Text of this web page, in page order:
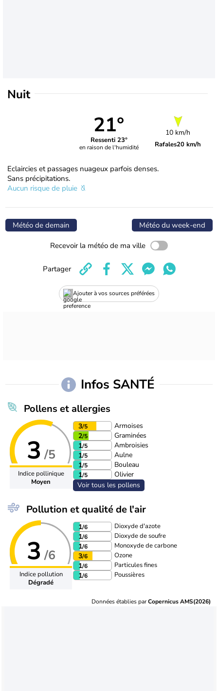
Nuit
21°
Ressenti 23°
en raison de l'humidité
10 km/h
Rafales20 km/h
Eclaircies et passages nuageux parfois denses.
Sans précipitations.
Aucun risque de pluie
Météo de demain Météo du week-end
Recevoir la météo de ma ville
Ajouter à vos sources préférées
Partager
Infos SANTÉ
Pollens et allergies
3 /5
Indice pollinique
Moyen
3/5
Armoises
2/5
Graminées
1/5
Ambroisies
1/5
Aulne
1/5
Bouleau
1/5
Olivier
Voir tous les pollens
Pollution et qualité de l'air
3 /6
Indice pollution
Dégradé
1/6 Dioxyde d'azote
1/6 Dioxyde de soufre
1/6 Monoxyde de carbone
3/6 Ozone
1/6 Particules fines
1/6 Poussières
Données établies parCopernicus AMS(2026)